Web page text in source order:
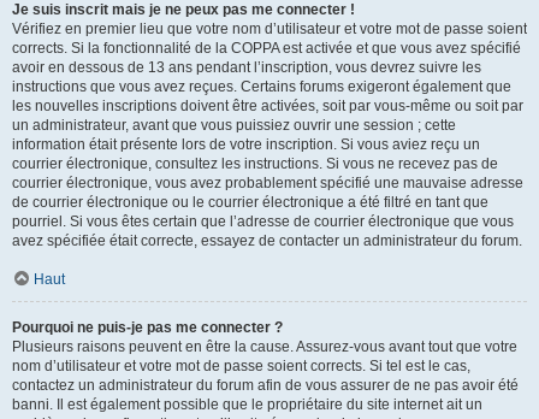
Je suis inscrit mais je ne peux pas me connecter !
Vérifiez en premier lieu que votre nom d’utilisateur et votre mot de passe soient
corrects. Si la fonctionnalité de la COPPA est activée et que vous avez spécifié
avoir en dessous de 13 ans pendant l’inscription, vous devrez suivre les
instructions que vous avez reçues. Certains forums exigeront également que
les nouvelles inscriptions doivent être activées, soit par vous-même ou soit par
un administrateur, avant que vous puissiez ouvrir une session ; cette
information était présente lors de votre inscription. Si vous aviez reçu un
courrier électronique, consultez les instructions. Si vous ne recevez pas de
courrier électronique, vous avez probablement spécifié une mauvaise adresse
de courrier électronique ou le courrier électronique a été filtré en tant que
pourriel. Si vous êtes certain que l’adresse de courrier électronique que vous
avez spécifiée était correcte, essayez de contacter un administrateur du forum.
Haut
Pourquoi ne puis-je pas me connecter ?
Plusieurs raisons peuvent en être la cause. Assurez-vous avant tout que votre
nom d’utilisateur et votre mot de passe soient corrects. Si tel est le cas,
contactez un administrateur du forum afin de vous assurer de ne pas avoir été
banni. Il est également possible que le propriétaire du site internet ait un